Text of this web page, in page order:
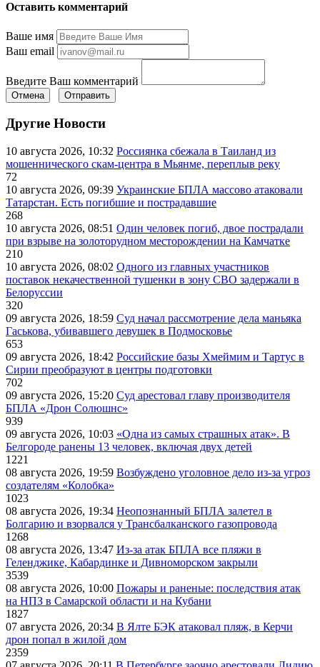
Оставить комментарий
Ваше имя
Ваш email
Введите Ваш комментарий
Отмена Отправить
Другие Новости
10 августа 2026, 10:32 Россиянка сбежала в Таиланд из
мошеннического скам-центра в Мьянме, переплыв реку
72
10 августа 2026, 09:39 Украинские БПЛА массово атаковали
Татарстан. Есть погибшие и пострадавшие
268
10 августа 2026, 08:51 Один человек погиб, двое пострадали
при взрыве на золоторудном месторождении на Камчатке
210
10 августа 2026, 08:02 Одного из главных участников
поставок некачественной тушенки в зону СВО задержали в
Белоруссии
320
09 августа 2026, 18:59 Суд начал рассмотрение дела маньяка
Гаськова, убивавшего девушек в Подмосковье
653
09 августа 2026, 18:42 Российские базы Хмеймим и Тартус в
Сирии преобразуют в центры подготовки
702
09 августа 2026, 15:20 Суд арестовал главу производителя
БПЛА «Дрон Солюшнс»
939
09 августа 2026, 10:03 «Одна из самых страшных атак». В
Белгороде ранены 13 человек, включая двух детей
1221
08 августа 2026, 19:59 Возбуждено уголовное дело из-за угроз
создателям «Колобка»
1023
08 августа 2026, 19:34 Неопознанный БПЛА залетел в
Болгарию и взорвался у Трансбалканского газопровода
1268
08 августа 2026, 13:47 Из-за атак БПЛА все пляжи в
Геленджике, Кабардинке и Дивноморском закрыли
3539
08 августа 2026, 10:00 Пожары и раненые: последствия атак
на НПЗ в Самарской области и на Кубани
1827
07 августа 2026, 20:34 В Ялте БЭК атаковал пляж, в Керчи
дрон попал в жилой дом
2359